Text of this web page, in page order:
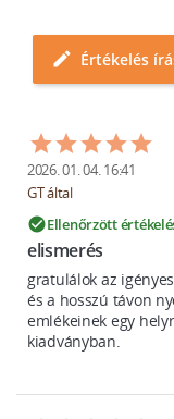
edit Értékelés
2026. 01. 04. 16:41
GT által
check_circleEllenőrzött
elismerés
gratulálok az
és a hosszú távon
emlékeinek egy
kiadványban.